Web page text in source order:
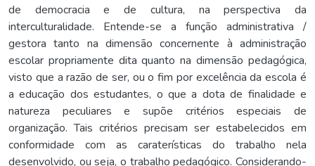
de democracia e de cultura, na perspectiva da
interculturalidade. Entende-se a função administrativa /
gestora tanto na dimensão concernente à administração
escolar propriamente dita quanto na dimensão pedagógica,
visto que a razão de ser, ou o fim por excelência da escola é
a educação dos estudantes, o que a dota de finalidade e
natureza peculiares e supõe critérios especiais de
organização. Tais critérios precisam ser estabelecidos em
conformidade com as caraterísticas do trabalho nela
desenvolvido, ou seja, o trabalho pedagógico. Considerando-